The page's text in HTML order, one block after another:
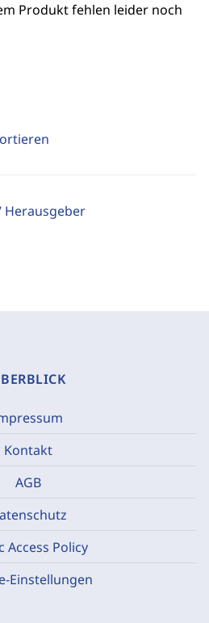
Produkt fehlen leider noch
Kontakt
AGB
Access Policy
Einstellungen